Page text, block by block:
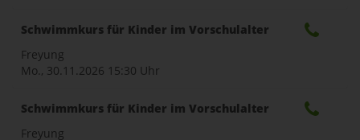
Schwimmkurs für Kinder im Vorschulalter
Freyung
Mo., 30.11.2026 15:30 Uhr
Schwimmkurs für Kinder im Vorschulalter
Freyung